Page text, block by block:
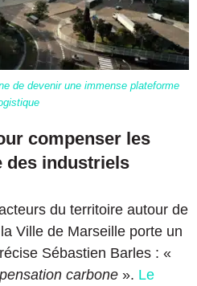
de devenir une immense plateforme
compenser les
des industriels
du territoire autour de
Ville de Marseille porte un
Sébastien Barles : «
carbone ». Le